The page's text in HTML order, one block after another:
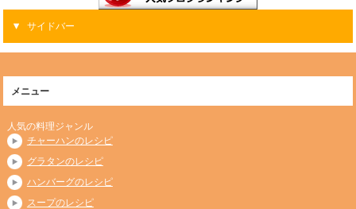
サイドバー
メニュー
人気の料理ジャンル
チャーハンのレシピ
グラタンのレシピ
ハンバーグのレシピ
スープのレシピ